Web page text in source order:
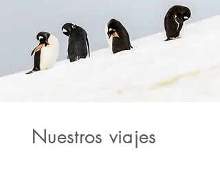
Nuestros viajes